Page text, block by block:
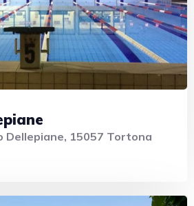
Dellepiane, 15057 Tortona